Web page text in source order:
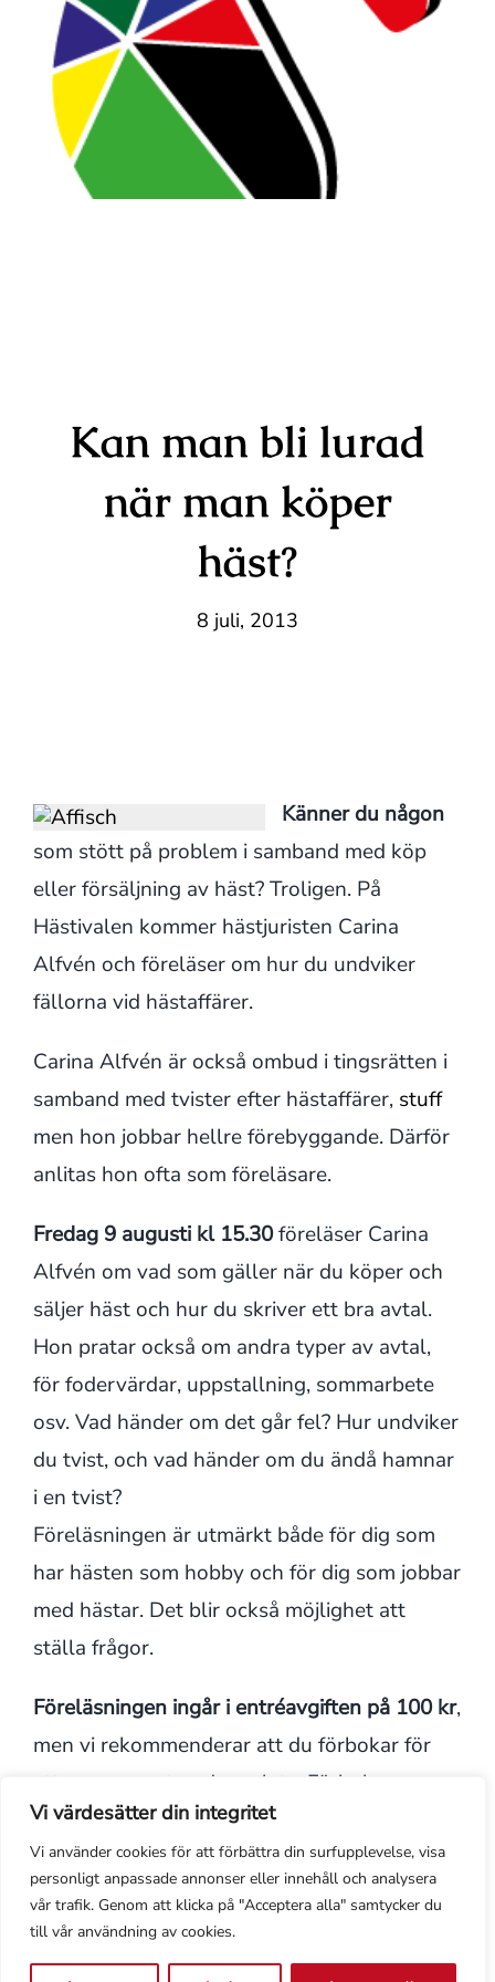
Vi värdesätter din integritet
Vi använder cookies för att förbättra din surfupplevelse, visa
personligt anpassade annonser eller innehåll och analysera
vår trafik. Genom att klicka på "Acceptera alla" samtycker du
till vår användning av cookies.
Kontakt
Kan man bli lurad
när man köper
häst?
8 juli, 2013
Känner du någon
som stött på problem i samband med köp
eller försäljning av häst? Troligen. På
Hästivalen kommer hästjuristen Carina
Alfvén och föreläser om hur du undviker
fällorna vid hästaffärer.
Carina Alfvén är också ombud i tingsrätten i
samband med tvister efter hästaffärer, stuff
men hon jobbar hellre förebyggande. Därför
anlitas hon ofta som föreläsare.
Fredag 9 augusti kl 15.30föreläser Carina
Alfvén om vad som gäller när du köper och
säljer häst och hur du skriver ett bra avtal.
Hon pratar också om andra typer av avtal,
för fodervärdar, uppstallning, sommarbete
osv. Vad händer om det går fel? Hur undviker
du tvist, och vad händer om du ändå hamnar
i en tvist?
Föreläsningen är utmärkt både för dig som
har hästen som hobby och för dig som jobbar
med hästar. Det blir också möjlighet att
ställa frågor.
Föreläsningen ingår i entréavgiften på 100 kr,
men vi rekommenderar att du förbokar för
att vara garanterad en plats. Förboka genom
mail tillkontakt@dev.skarahastland.se